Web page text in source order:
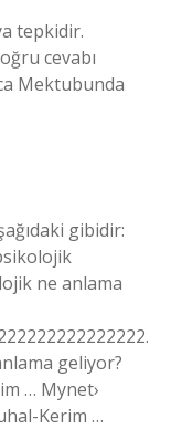
tepkidir.
cevabı
Mektubunda
gibidir:
ne anlama
geliyor?
… Mynet›
Kerim …